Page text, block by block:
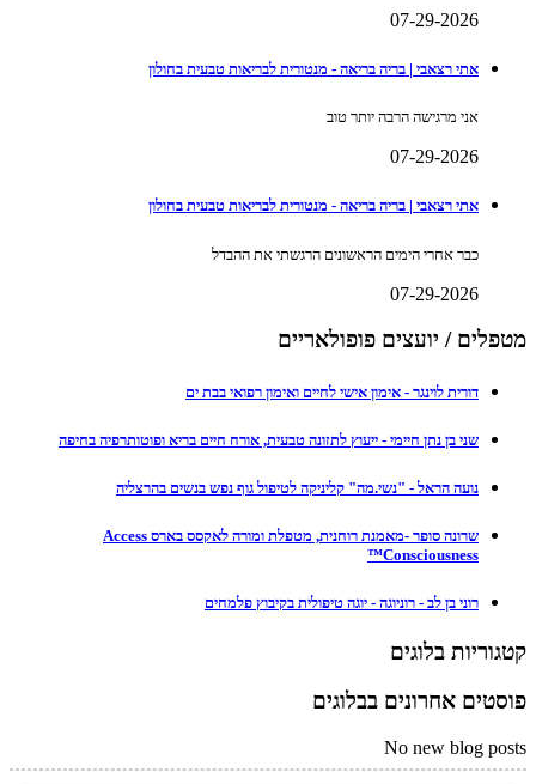
07-29-2026
אתי רצאבי | בריה בריאה - מנטורית לבריאות טבעית בחולון
אני מרגישה הרבה יותר טוב
07-29-2026
אתי רצאבי | בריה בריאה - מנטורית לבריאות טבעית בחולון
כבר אחרי הימים הראשונים הרגשתי את ההבדל
07-29-2026
מטפלים / יועצים פופולאריים
דורית לוינגר - אימון אישי לחיים ואימון רפואי בבת ים
שני בן נתן חיימי - ייעוץ לתזונה טבעית, אורח חיים בריא ופוטותרפיה בחיפה
נועה הראל - "נשי.מה" קליניקה לטיפול גוף נפש בנשים בהרצליה
שרונה סופר -מאמנת רוחנית, מטפלת ומורה לאקסס בארס Access
Consciousness™
רוני בן לב - רוניוגה - יוגה טיפולית בקיבוץ פלמחים
קטגוריות בלוגים
פוסטים אחרונים בבלוגים
No new blog posts